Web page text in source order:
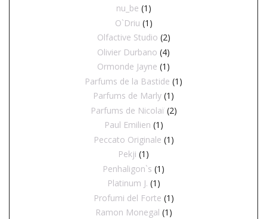
nu_be (1)
O`Driu (1)
Olfactive Studio (2)
Olivier Durbano (4)
Ormonde Jayne (1)
Parfums de la Bastide (1)
Parfums de Marly (1)
Parfums de Nicolaï (2)
Paul Emilien (1)
Peccato Originale (1)
Pekji (1)
Penhaligon`s (1)
Platinum J. (1)
Profumi del Forte (1)
Ramon Monegal (1)